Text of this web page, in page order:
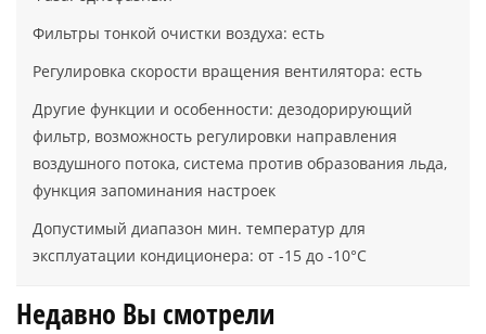
Фильтры тонкой очистки воздуха: есть
Регулировка скорости вращения вентилятора: есть
Другие функции и особенности: дезодорирующий
фильтр, возможность регулировки направления
воздушного потока, система против образования льда,
функция запоминания настроек
Допустимый диапазон мин. температур для
эксплуатации кондиционера: от -15 до -10°С
Недавно Вы смотрели